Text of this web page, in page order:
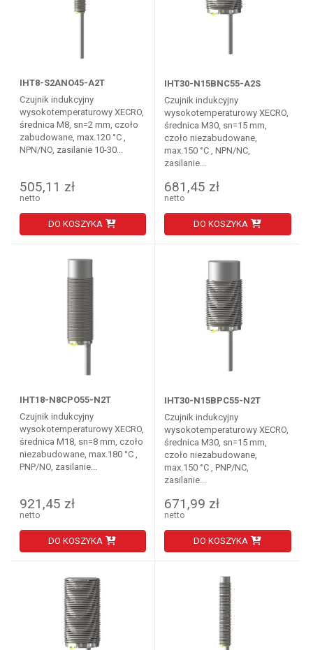
IHT8-S2ANO45-A2T
Czujnik indukcyjny
wysokotemperaturowy XECRO,
średnica M8, sn=2 mm, czoło
zabudowane, max.120 °C ,
NPN/NO, zasilanie 10-30...
505,11 zł
netto
DO KOSZYKA
IHT30-N15BNC55-A2S
Czujnik indukcyjny
wysokotemperaturowy XECRO,
średnica M30, sn=15 mm,
czoło niezabudowane,
max.150 °C , NPN/NC,
zasilanie...
681,45 zł
netto
DO KOSZYKA
IHT18-N8CPO55-N2T
Czujnik indukcyjny
wysokotemperaturowy XECRO,
średnica M18, sn=8 mm, czoło
niezabudowane, max.180 °C ,
PNP/NO, zasilanie...
921,45 zł
netto
DO KOSZYKA
IHT30-N15BPC55-N2T
Czujnik indukcyjny
wysokotemperaturowy XECRO,
średnica M30, sn=15 mm,
czoło niezabudowane,
max.150 °C , PNP/NC,
zasilanie...
671,99 zł
netto
DO KOSZYKA